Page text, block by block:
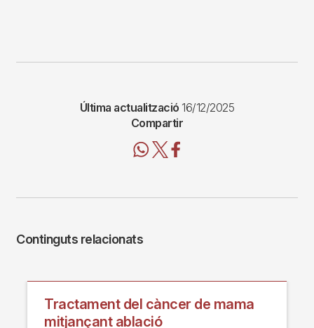
Última actualització 16/12/2025
Compartir
Continguts relacionats
Tractament del càncer de mama
mitjançant ablació